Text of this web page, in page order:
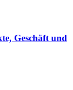
Geschäft und